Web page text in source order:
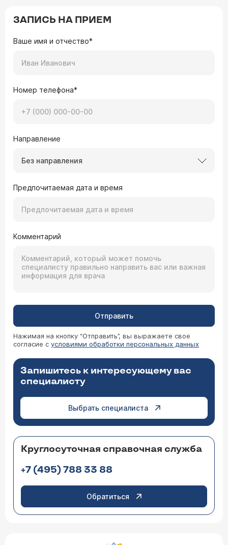
ЗАПИСЬ НА ПРИЕМ
Ваше имя и отчество*
Номер телефона*
Направление
Без направления
Предпочитаемая дата и время
Комментарий
Отправить
Нажимая на кнопку “Отправить”, вы выражаете свое
согласие с условиями обработки персональных данных
Запишитесь к интересующему вас
специалисту
Выбрать специалиста
Круглосуточная справочная служба
+7 (495) 788 33 88
Обратиться